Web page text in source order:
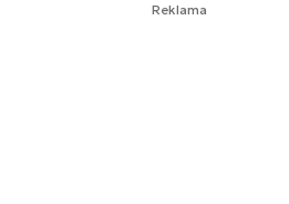
Reklama